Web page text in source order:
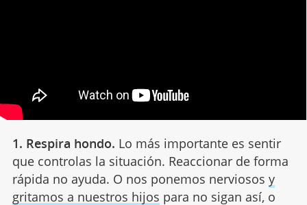
1. Respira hondo. Lo más importante es sentir
que controlas la situación. Reaccionar de forma
rápida no ayuda. O nos ponemos nerviosos y
gritamos a nuestros hijos para no sigan así, o